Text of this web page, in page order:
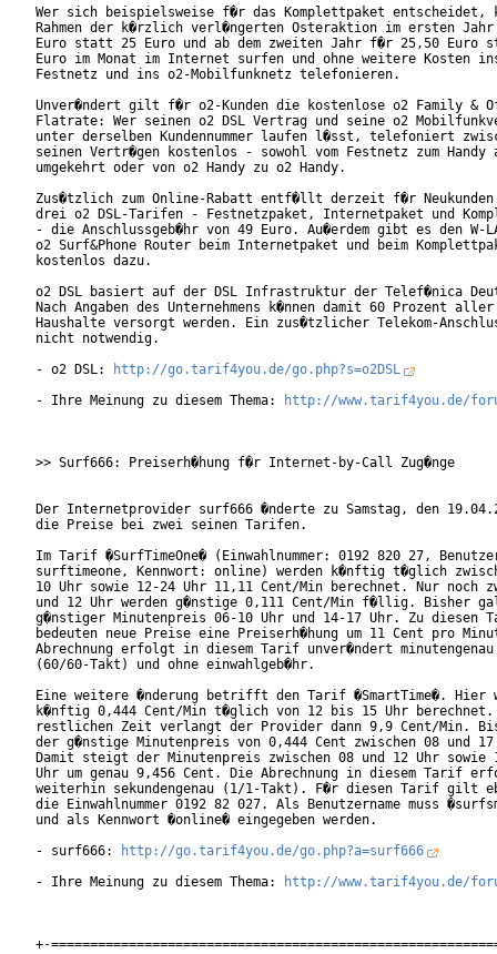
Wer sich beispielsweise f�r das Komplettpaket entscheidet,
Rahmen der k�rzlich verl�ngerten Osteraktion im ersten Jahr
Euro statt 25 Euro und ab dem zweiten Jahr f�r 25,50 Euro
Euro im Monat im Internet surfen und ohne weitere Kosten
Festnetz und ins o2-Mobilfunknetz telefonieren.
Unver�ndert gilt f�r o2-Kunden die kostenlose o2 Family &
Flatrate: Wer seinen o2 DSL Vertrag und seine o2
unter derselben Kundennummer laufen l�sst, telefoniert
seinen Vertr�gen kostenlos - sowohl vom Festnetz zum Handy
umgekehrt oder von o2 Handy zu o2 Handy.
Zus�tzlich zum Online-Rabatt entf�llt derzeit f�r
drei o2 DSL-Tarifen - Festnetzpaket, Internetpaket und
- die Anschlussgeb�hr von 49 Euro. Au�erdem gibt es den W-
o2 Surf&Phone Router beim Internetpaket und beim
kostenlos dazu.
o2 DSL basiert auf der DSL Infrastruktur der Telef�nica
Nach Angaben des Unternehmens k�nnen damit 60 Prozent
Haushalte versorgt werden. Ein zus�tzlicher Telekom-
nicht notwendig.
- o2 DSL:
http://go.tarif4you.de/go.php?s=o2DSL
- Ihre Meinung zu diesem Thema:
http://www.tarif4you.de/
>> Surf666: Preiserh�hung f�r Internet-by-Call Zug�nge
Der Internetprovider surf666 �nderte zu Samstag, den
die Preise bei zwei seinen Tarifen.
Im Tarif �SurfTimeOne� (Einwahlnummer: 0192 820 27,
surftimeone, Kennwort: online) werden k�nftig t�glich
10 Uhr sowie 12-24 Uhr 11,11 Cent/Min berechnet. Nur noch
und 12 Uhr werden g�nstige 0,111 Cent/Min f�llig. Bisher
g�nstiger Minutenpreis 06-10 Uhr und 14-17 Uhr. Zu diesen
bedeuten neue Preise eine Preiserh�hung um 11 Cent pro
Abrechnung erfolgt in diesem Tarif unver�ndert minutengenau
(60/60-Takt) und ohne einwahlgeb�hr.
Eine weitere �nderung betrifft den Tarif �SmartTime�. Hier
k�nftig 0,444 Cent/Min t�glich von 12 bis 15 Uhr
restlichen Zeit verlangt der Provider dann 9,9 Cent/Min.
der g�nstige Minutenpreis von 0,444 Cent zwischen 08 und
Damit steigt der Minutenpreis zwischen 08 und 12 Uhr sowie
Uhr um genau 9,456 Cent. Die Abrechnung in diesem Tarif
weiterhin sekundengenau (1/1-Takt). F�r diesen Tarif gilt
die Einwahlnummer 0192 82 027. Als Benutzername muss
und als Kennwort �online� eingegeben werden.
- surf666:
http://go.tarif4you.de/go.php?a=surf666
- Ihre Meinung zu diesem Thema:
http://www.tarif4you.de/
+-